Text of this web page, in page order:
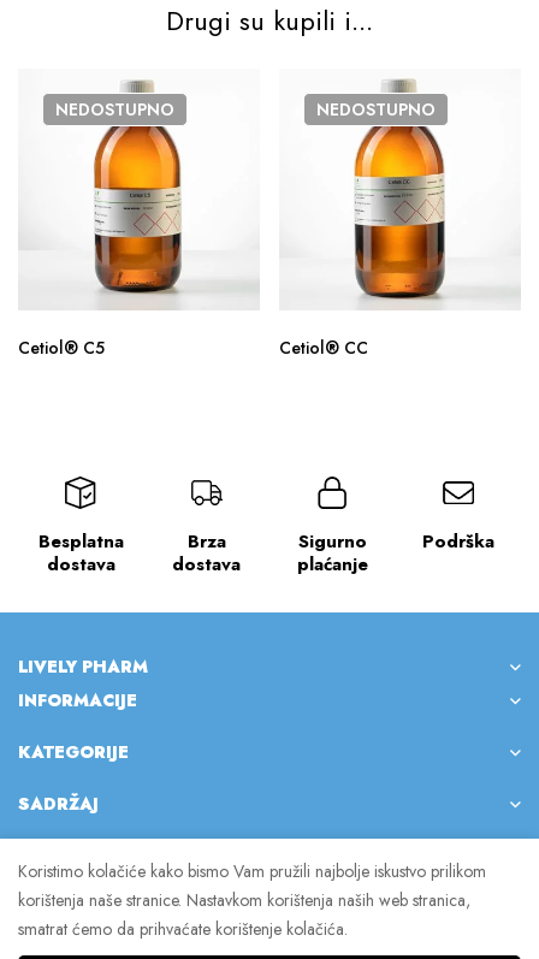
Drugi su kupili i...
NEDOSTUPNO
Cetiol® C5
NEDOSTUPNO
Cetiol® CC
Besplatna
dostava
Brza
dostava
Sigurno
plaćanje
Podrška
LIVELY PHARM
INFORMACIJE
KATEGORIJE
SADRŽAJ
© 2023 Lively Pharm. Sva prava pridržana.
Koristimo kolačiće kako bismo Vam pružili najbolje iskustvo prilikom
korištenja naše stranice. Nastavkom korištenja naših web stranica,
smatrat ćemo da prihvaćate korištenje kolačića.